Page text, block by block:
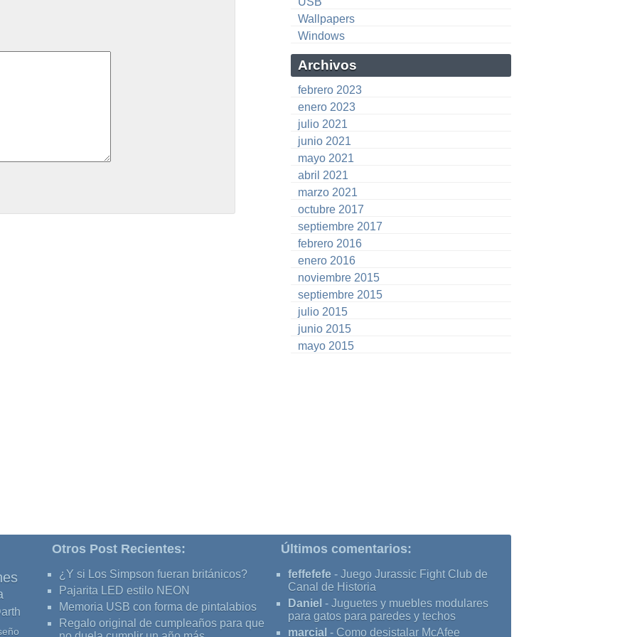
Wallpapers
Windows
Archivos
febrero 2023
enero 2023
julio 2021
junio 2021
mayo 2021
abril 2021
marzo 2021
octubre 2017
septiembre 2017
febrero 2016
enero 2016
noviembre 2015
septiembre 2015
julio 2015
junio 2015
mayo 2015
Otros Post Recientes:
¿Y si Los Simpson fueran británicos?
Pajarita LED estilo NEON
Memoria USB con forma de pintalabios
Regalo original de cumpleaños para que
Últimos comentarios:
feffefefe - Juego Jurassic Fight Club de
Canal de Historia
Daniel - Juguetes y muebles modulares
para gatos para paredes y techos
marcial - Como desistalar McAfee